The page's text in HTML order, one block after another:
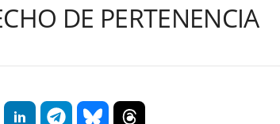
DE PERTENENCIA